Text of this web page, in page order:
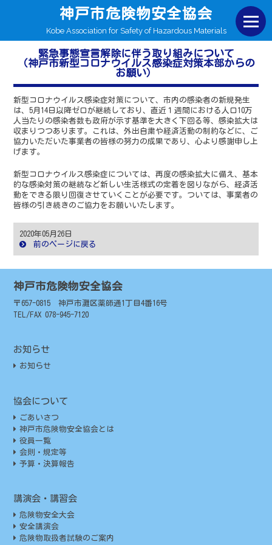
神戸市危険物安全協会
Kobe Association for Safety of Hazardous Materials
緊急事態宣言解除に伴う取り組みについて
（神戸市新型コロナウイルス感染症対策本部からの
お願い）
新型コロナウイルス感染症対策について、市内の感染者の新規発生
は、5月14日以降ゼロが継続しており、直近１週間における人口10万
人当たりの感染者数も政府が示す基準を大きく下回る等、感染拡大は
収まりつつあります。これは、外出自粛や経済活動の制約などに、ご
協力いただいた事業者の皆様の努力の成果であり、心より感謝申し上
げます。
新型コロナウイルス感染症については、再度の感染拡大に備え、基本
的な感染対策の継続など新しい生活様式の定着を図りながら、経済活
動をできる限り回復させていくことが必要です。ついては、事業者の
皆様の引き続きのご協力をお願いいたします。
2020年05月26日
前のページに戻る
神戸市危険物安全協会
〒657-0815 神戸市灘区薬師通1丁目4番16号
TEL/FAX 078-945-7120
お知らせ
お知らせ
協会について
ごあいさつ
神戸市危険物安全協会とは
役員一覧
会則・規定等
予算・決算報告
講演会・講習会
危険物安全大会
安全講演会
危険物取扱者試験のご案内